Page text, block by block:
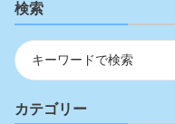
検索
カテゴリー